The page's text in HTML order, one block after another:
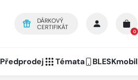
DÁRKOVÝ
CERTIFIKÁT
0
Předprodej Témata BLESKmobil